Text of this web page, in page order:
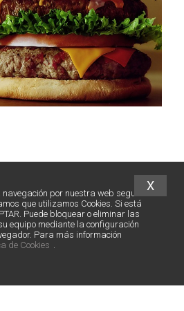
por nuestra web segura
que utilizamos Cookies. Si está
Puede bloquear o eliminar las
equipo mediante la configuración
Para más información
de Cookies .
X